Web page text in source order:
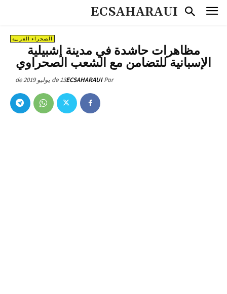
ECSAHARAUI
الصحراء الغربية
مظاهرات حاشدة في مدينة إشبيلية
الإسبانية للتضامن مع الشعب الصحراوي
Por
ECSAHARAUI13 de يوليو de 2019